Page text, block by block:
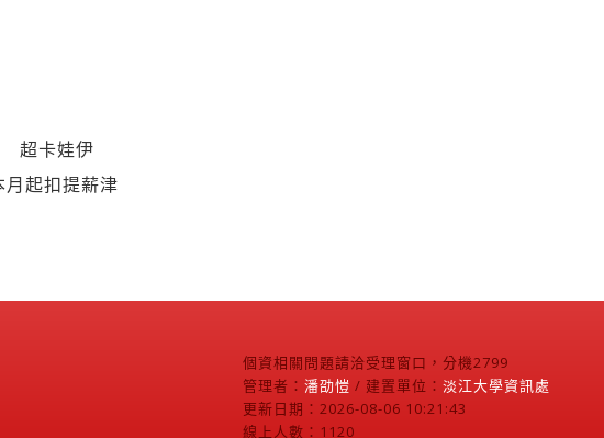
超卡娃伊
起扣提薪津
個資相關問題請洽受理窗口，分機2799
管理者： 潘劭愷 / 建置單位： 淡江大學資訊處
更新日期：2026-08-06 10:21:43
線上人數：1120